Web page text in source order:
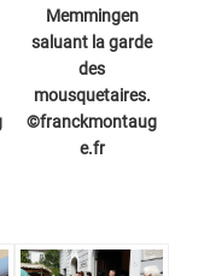
Memmingen
saluant la garde
des
mousquetaires.
©franckmontaug
e.fr